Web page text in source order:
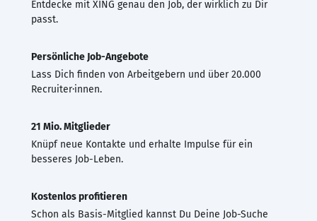
Entdecke mit XING genau den Job, der wirklich zu Dir
passt.
Persönliche Job-Angebote
Lass Dich finden von Arbeitgebern und über 20.000
Recruiter·innen.
21 Mio. Mitglieder
Knüpf neue Kontakte und erhalte Impulse für ein
besseres Job-Leben.
Kostenlos profitieren
Schon als Basis-Mitglied kannst Du Deine Job-Suche